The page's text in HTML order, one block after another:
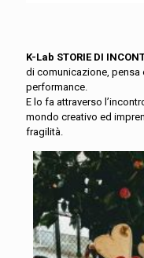
K-Lab STORIE DI
di comunicazione,
performance.
E lo fa attraverso
mondo creativo ed
fragilità.